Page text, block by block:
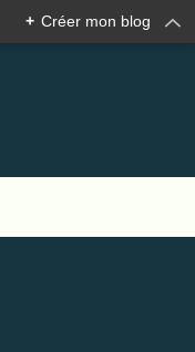
+ Créer mon blog